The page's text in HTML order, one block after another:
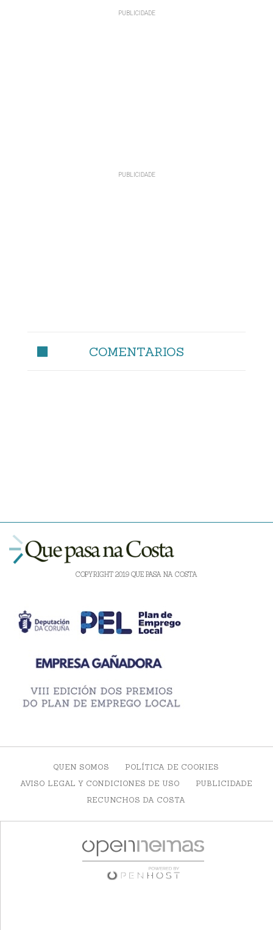
COMENTARIOS
COPYRIGHT 2019 QUE PASA NA COSTA
QUEN SOMOS
POLÍTICA DE COOKIES
AVISO LEGAL Y CONDICIONES DE USO
PUBLICIDADE
RECUNCHOS DA COSTA